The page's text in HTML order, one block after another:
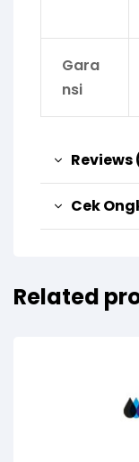
Gara
nsi
Reviews
Cek
Related